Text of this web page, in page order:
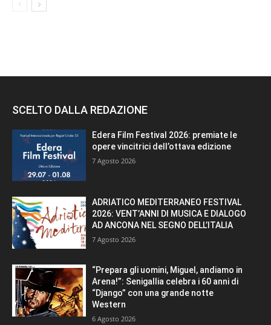
SCELTO DALLA REDAZIONE
Edera Film Festival 2026: premiate le
opere vincitrici dell’ottava edizione
7 Agosto 2026
ADRIATICO MEDITERRANEO FESTIVAL
2026: VENT’ANNI DI MUSICA E DIALOGO
AD ANCONA NEL SEGNO DELL’ITALIA
7 Agosto 2026
“Prepara gli uomini, Miguel, andiamo in
Arena!”: Senigallia celebra i 60 anni di
“Django” con una grande notte
Western
6 Agosto 2026